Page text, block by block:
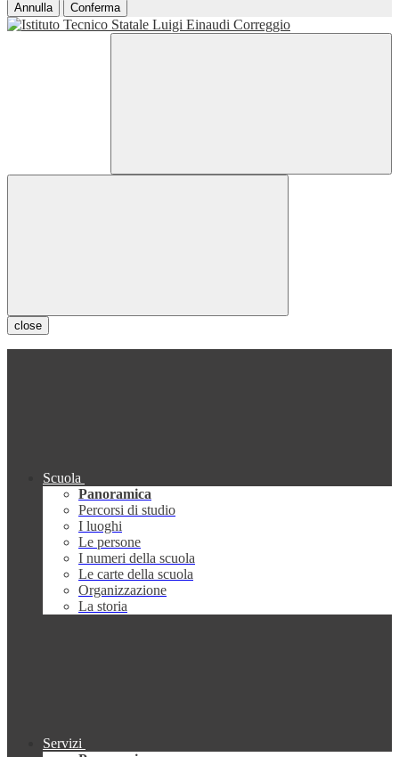
Annulla Conferma
close
Scuola
Panoramica
Percorsi di studio
I luoghi
Le persone
I numeri della scuola
Le carte della scuola
Organizzazione
La storia
Servizi